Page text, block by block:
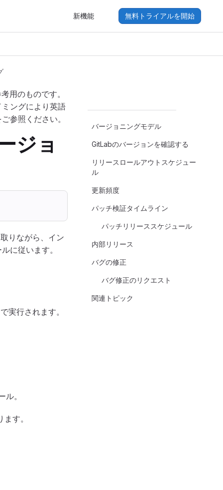
新機能 無料トライアルを開始
用のものです。
ングにより英語
ご参照ください。
ジョ
りながら、イン
に従います。
実行されます。
。
す。
バージョニングモデル
GitLabのバージョンを確認する
リリースロールアウトスケジュー
ル
更新頻度
パッチ検証タイムライン
パッチリリーススケジュール
内部リリース
バグの修正
バグ修正のリクエスト
関連トピック